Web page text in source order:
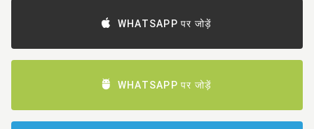
WHATSAPP पर जोड़ें
WHATSAPP पर जोड़ें